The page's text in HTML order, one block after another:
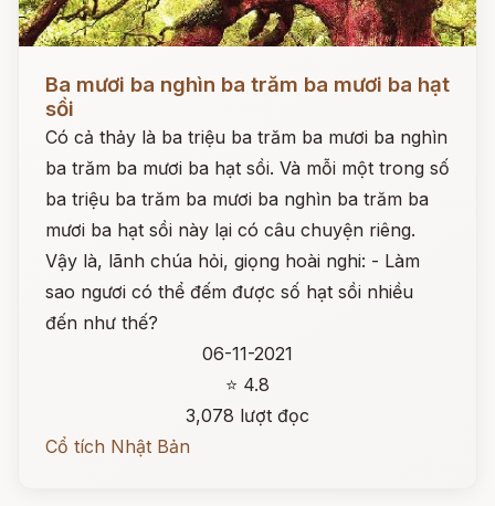
Ba mươi ba nghìn ba trăm ba mươi ba hạt
sồi
Có cả thảy là ba triệu ba trăm ba mươi ba nghìn
ba trăm ba mươi ba hạt sồi. Và mỗi một trong số
ba triệu ba trăm ba mươi ba nghìn ba trăm ba
mươi ba hạt sồi này lại có câu chuyện riêng.
Vậy là, lãnh chúa hỏi, giọng hoài nghi: - Làm
sao ngươi có thể đếm được số hạt sồi nhiều
đến như thế?
06-11-2021
⭐ 4.8
3,078 lượt đọc
Cổ tích Nhật Bản